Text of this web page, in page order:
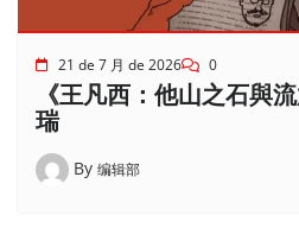
21 de 7 月 de 2026 0
《王凡西：他山之石與
瑞
By 编辑部